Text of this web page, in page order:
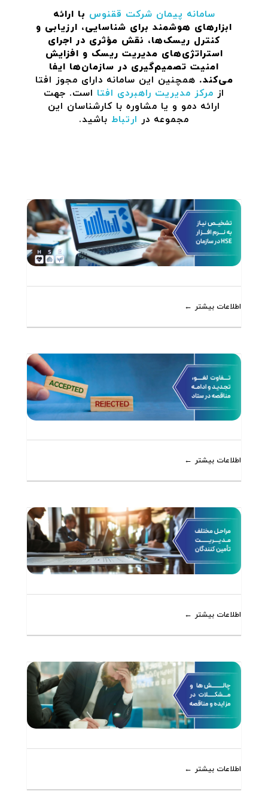
ریسک‌های موجود تغییر کنند.
پیاده‌سازی استراتژی‌ های ساده مدیریت
ریسک—مثل ایجاد صندوق پشتیبانی،
تأمین بیمه و رعایت تدابیر امنیتی—
می‌تواند به‌طور چشمگیری از کسب‌وکارهای
کوچک محافظت کند.
سامانه پیمان شرکت ققنوس با ارائه
ابزارهای هوشمند برای شناسایی، ارزیابی و
کنترل ریسک‌ها، نقش مؤثری در اجرای
استراتژی‌های مدیریت ریسک و افزایش
امنیت تصمیم‌گیری در سازمان‌ها ایفا
می‌کند. همچنین این سامانه دارای مجوز افتا
از مرکز مدیریت راهبردی افتا است. جهت
ارائه دمو و یا مشاوره با کارشناسان این
مجموعه در ارتباط باشید.
اطلاعات بیشتر
اطلاعات بیشتر
اطلاعات بیشتر
اطلاعات بیشتر